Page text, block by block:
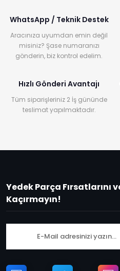
WhatsApp / Teknik Destek
Aracınıza uyumdan emin değil
misiniz? Şase numaranızı
gönderin, biz kontrol edelim.
Hızlı Gönderi Avantajı
Tüm siparişleriniz 2 İş gününde
teslimat yapılmaktadır.
Yedek Parça Fırsatlarını
Kaçırmayın!